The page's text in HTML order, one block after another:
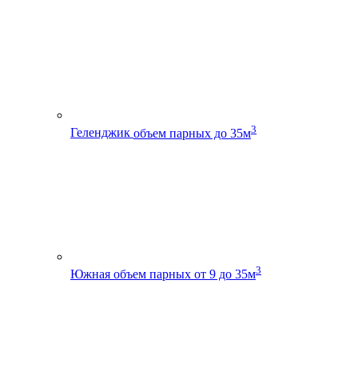
Геленджик объем парных до 35м3
Южная объем парных от 9 до 35м3